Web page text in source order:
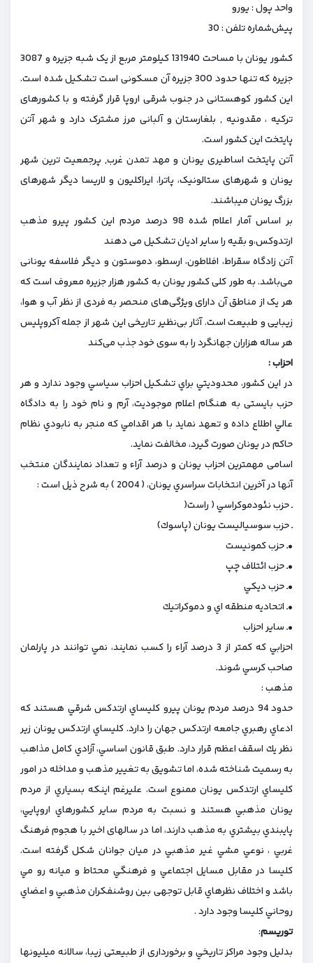
واحد پول : یورو
پیش‌شماره تلفن : 30
کشور یونان با مساحت 131940 کیلومتر مربع از یک شبه جزیره و 3087
جزیره که تنها حدود 300 جزیره آن مسکونی است تشکیل شده است.
این کشور کوهستانی در جنوب شرقی اروپا قرار گرفته و با کشورهای
ترکیه ، مقدونیه , بلغارستان و آلبانی مرز مشترک دارد و شهر آتن
پایتخت این کشور است.
آتن پایتخت اساطیری یونان و مهد تمدن غرب, پرجمعیت ترین شهر
یونان و شهرهای ستالونیک، پاترا، ایراکلیون و لاریسا دیگر شهرهای
بزرگ یونان میباشند.
بر اساس آمار اعلام شده 98 درصد مردم این کشور پیرو مذهب
ارتدوکس،و بقیه را سایر ادیان تشکیل می دهند
آتن زادگاه سقراط، افلاطون، ارسطو، دموستون و دیگر فلاسفه یونانی
می‌باشد. به طور کلی کشور یونان به کشور هزار جزیره معروف است که
هر یک از مناطق آن دارای ویژگی‌های منحصر به فردی از نظر آب و هوا،
زیبایی و طبیعت است. آثار بی‌نظیر تاریخی این شهر از جمله آکروپلیس
هر ساله هزاران جهانگرد را به سوی خود جذب می‌کند
احزاب :
در اين كشور، محدوديتي براي تشكيل احزاب سياسي وجود ندارد و هر
حزب بايستی به هنگام اعلام موجودیت، آرم و نام خود را به دادگاه
عالي اطلاع داده و تعهد نمايد با هر اقدامي كه منجر به نابودي نظام
حاكم در يونان صورت گیرد، مخالفت نمايد.
اسامی مهمترين احزاب يونان و درصد آراء و تعداد نمايندگان منتخب
آنها در آخرین انتخابات سراسري يونان، ( 2004 ) به شرح ذیل است :
ـ حزب نئودموكراسي ( راست(
ـ حزب سوسياليست يونان (پاسوك)
•ـ حزب كمونيست
•ـ حزب ائتلاف چپ
•ـ حزب ديكي
•ـ اتحاديه منطقه اي و دموكراتيك
•ـ ساير احزاب
احزابي كه كمتر از 3 درصد آراء را كسب نمايند، نمي توانند در پارلمان
صاحب كرسي شوند.
مذهب :
حدود 94 درصد مردم يونان پيرو كليساي ارتدكس شرقي هستند كه
ادعاي رهبري جامعه ارتدكس جهان را دارد. كليساي ارتدكس يونان زير
نظر يك اسقف اعظم قرار دارد. طبق قانون اساسي، آزادي كامل مذاهب
به رسميت شناخته شده، اما تشويق به تغيير مذهب و مداخله در امور
كليساي ارتدكس يونان ممنوع است. عليرغم اينكه بسياري از مردم
يونان مذهبي هستند و نسبت به مردم ساير كشورهاي اروپايي،
پايبندي بيشتري به مذهب دارند، اما در سالهای اخیر با هجوم فرهنگ
غربي ، نوعي مشي غير مذهبي در میان جوانان شکل گرفته است.
كليسا در مقابل مسايل اجتماعي و فرهنگي محتاط و ميانه رو مي
باشد و اختلاف نظرهاي قابل توجهی بین روشنفكران مذهبي و اعضاي
روحاني كليسا وجود دارد .
توريسم:
بدليل وجود مراكز تاريخي و برخورداری از طبيعتی زيبا، سالانه ميليونها